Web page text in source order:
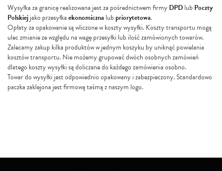
Włosy kręcone
Łupież
Łojotok
Luszczyca, AZS
Wysyłka za granicę realizowana jest za pośrednictwem firmyDPDlub Poczty
Polskiejjako przesyłkaekonomicznalubpriorytetowa.
Opłaty za opakowanie są wliczone w koszty wysyłki. Koszty transportu mogą
ulec zmianie ze względu na wagę przesyłki lub ilość zamówionych towarów.
Zalecamy zakup kilka produktów w jednym koszyku by uniknąć powielania
kosztów transportu. Nie możemy grupować dwóch osobnych zamówień
dlatego koszty wysyłki są doliczane do każdego zamówienia osobno.
Towar do wysyłki jest odpowiednio opakowany i zabezpieczony. Standardowo
paczka zaklejona jest firmową taśmą z naszym logo.